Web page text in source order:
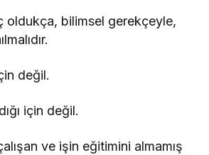
oldukça, bilimsel gerekçeyle,
değil.
için değil.
ve işin eğitimini almamış